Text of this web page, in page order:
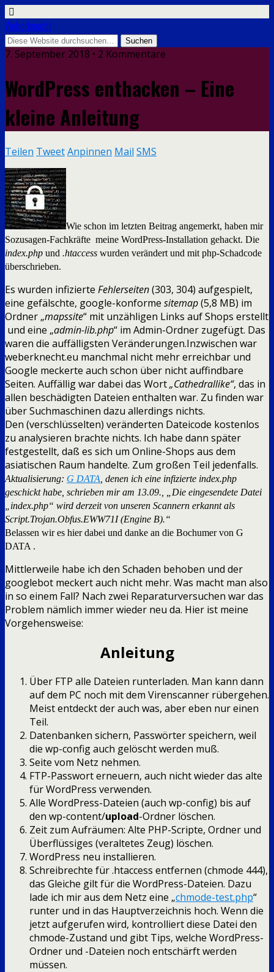
Weberknecht
7. September 2018 • 2 Kommentare
WordPress enthacken – Eine
kleine Anleitung
Teilen TweetAnpinnen Mail SMS
Wie schon im letzten Beitrag angemerkt, haben mir
Sozusagen-Fachkräfte meine WordPress-Installation gehackt. Die
index.php und .htaccess wurden verändert und mit php-Schadcode
überschrieben.
Es wurden infizierte Fehlerseiten(303, 304) aufgespielt,
eine gefälschte, google-konforme sitemap(5,8 MB) im
Ordner „mapssite“ mit unzähligen Links auf Shops erstellt
und eine „admin-lib.php“ im Admin-Ordner zugefügt. Das
waren die auffälligsten Veränderungen.Inzwischen war
weberknecht.eu manchmal nicht mehr erreichbar und
Google meckerte auch schon über nicht auffindbare
Seiten. Auffällig war dabei das Wort„Cathedrallike“, das in
allen beschädigten Dateien enthalten war. Zu finden war
über Suchmaschinen dazu allerdings nichts.
Den (verschlüsselten) veränderten Dateicode kostenlos
zu analysieren brachte nichts. Ich habe dann später
festgestellt, daß es sich um Online-Shops aus dem
asiatischen Raum handelte. Zum großen Teil jedenfalls.
Aktualisierung: G DATA , denen ich eine infizierte index.php
geschickt habe, schrieben mir am 13.09., „Die eingesendete Datei
„index.php“ wird derzeit von unseren Scannern erkannt als
Script.Trojan.Obfus.EWW71I (Engine B).“
Belassen wir es hier dabei und danke an die Bochumer von G
DATA .
Mittlerweile habe ich den Schaden behoben und der
googlebot meckert auch nicht mehr. Was macht man also
in so einem Fall? Nach zwei Reparaturversuchen war das
Problem nämlich immer wieder neu da. Hier ist meine
Vorgehensweise:
Anleitung
Über FTP alle Dateien runterladen. Man kann dann
auf dem PC noch mit dem Virenscanner rübergehen.
Meist entdeckt der auch was, aber eben nur einen
Teil.
Datenbanken sichern, Passwörter speichern, weil
die wp-config auch gelöscht werden muß.
Seite vom Netz nehmen.
FTP-Passwort erneuern, auch nicht wieder das alte
für WordPress verwenden.
Alle WordPress-Dateien (auch wp-config) bis auf
den wp-content/upload-Ordner löschen.
Zeit zum Aufräumen: Alte PHP-Scripte, Ordner und
Überflüssiges (veraltetes Zeug) löschen.
WordPress neu installieren.
Schreibrechte für .htaccess entfernen (chmode 444),
das Gleiche gilt für die WordPress-Dateien. Dazu
lade ich mir aus dem Netz eine „chmode-test.php“
runter und in das Hauptverzeichnis hoch. Wenn die
jetzt aufgerufen wird, kontrolliert diese Datei den
chmode-Zustand und gibt Tips, welche WordPress-
Ordner und -Dateien noch entschärft werden
müssen.